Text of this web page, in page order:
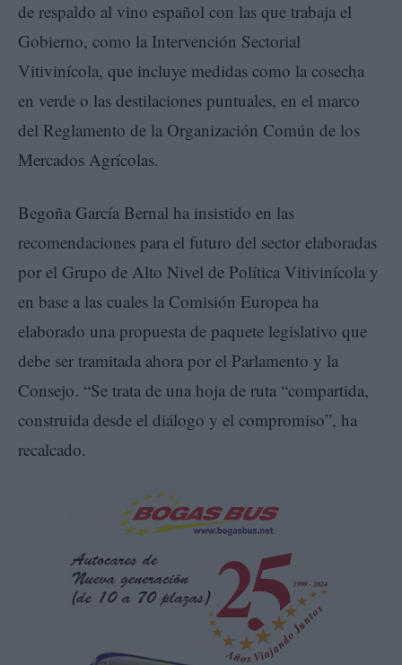
de respaldo al vino español con las que trabaja el
Gobierno, como la Intervención Sectorial
Vitivinícola, que incluye medidas como la cosecha
en verde o las destilaciones puntuales, en el marco
del Reglamento de la Organización Común de los
Mercados Agrícolas.
Begoña García Bernal ha insistido en las
recomendaciones para el futuro del sector elaboradas
por el Grupo de Alto Nivel de Política Vitivinícola y
en base a las cuales la Comisión Europea ha
elaborado una propuesta de paquete legislativo que
debe ser tramitada ahora por el Parlamento y la
Consejo. “Se trata de una hoja de ruta “compartida,
construida desde el diálogo y el compromiso”, ha
recalcado.